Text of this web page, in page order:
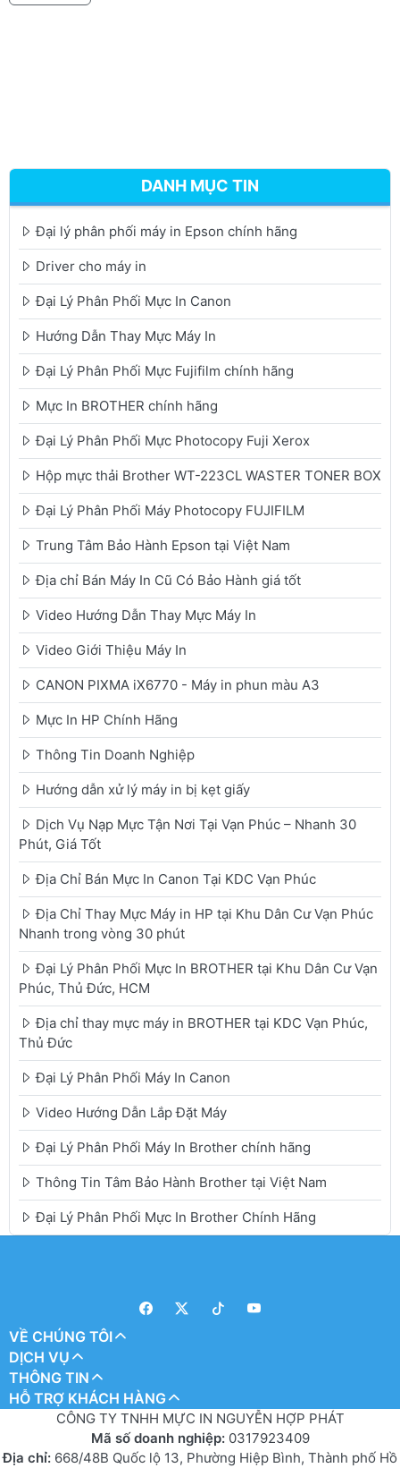
DANH MỤC TIN
Đại lý phân phối máy in Epson chính hãng
Driver cho máy in
Đại Lý Phân Phối Mực In Canon
Hướng Dẫn Thay Mực Máy In
Đại Lý Phân Phối Mực Fujifilm chính hãng
Mực In BROTHER chính hãng
Đại Lý Phân Phối Mực Photocopy Fuji Xerox
Hộp mực thải Brother WT-223CL WASTER TONER BOX
Đại Lý Phân Phối Máy Photocopy FUJIFILM
Trung Tâm Bảo Hành Epson tại Việt Nam
Địa chỉ Bán Máy In Cũ Có Bảo Hành giá tốt
Video Hướng Dẫn Thay Mực Máy In
Video Giới Thiệu Máy In
CANON PIXMA iX6770 - Máy in phun màu A3
Mực In HP Chính Hãng
Thông Tin Doanh Nghiệp
Hướng dẫn xử lý máy in bị kẹt giấy
Dịch Vụ Nạp Mực Tận Nơi Tại Vạn Phúc – Nhanh 30
Phút, Giá Tốt
Địa Chỉ Bán Mực In Canon Tại KDC Vạn Phúc
Địa Chỉ Thay Mực Máy in HP tại Khu Dân Cư Vạn Phúc
Nhanh trong vòng 30 phút
Đại Lý Phân Phối Mực In BROTHER tại Khu Dân Cư Vạn
Phúc, Thủ Đức, HCM
Địa chỉ thay mực máy in BROTHER tại KDC Vạn Phúc,
Thủ Đức
Đại Lý Phân Phối Máy In Canon
Video Hướng Dẫn Lắp Đặt Máy
Đại Lý Phân Phối Máy In Brother chính hãng
Thông Tin Tâm Bảo Hành Brother tại Việt Nam
Đại Lý Phân Phối Mực In Brother Chính Hãng
VỀ CHÚNG TÔI
DỊCH VỤ
THÔNG TIN
HỖ TRỢ KHÁCH HÀNG
CÔNG TY TNHH MỰC IN NGUYỄN HỢP PHÁT
Mã số doanh nghiệp: 0317923409
Địa chỉ: 668/48B Quốc lộ 13, Phường Hiệp Bình, Thành phố Hồ